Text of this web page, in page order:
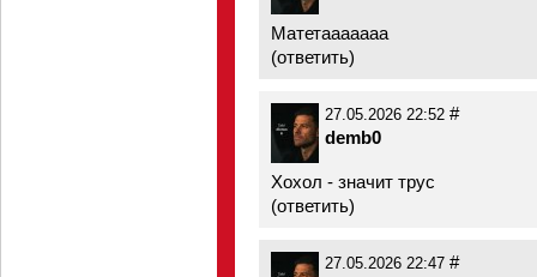
Матетааааааа
(ответить)
27.05.2026 22:52 #
demb0
Хохол - значит трус
(ответить)
27.05.2026 22:47 #